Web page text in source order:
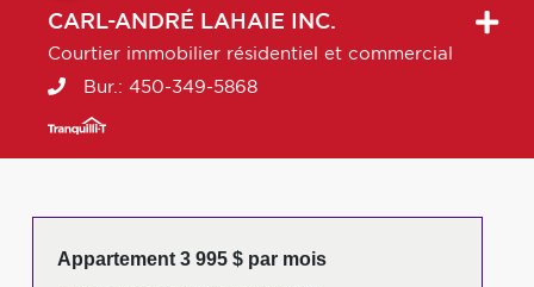
CARL-ANDRÉ LAHAIE INC.
Courtier immobilier résidentiel et commercial
Bur.: 450-349-5868
Appartement 3 995 $ par mois